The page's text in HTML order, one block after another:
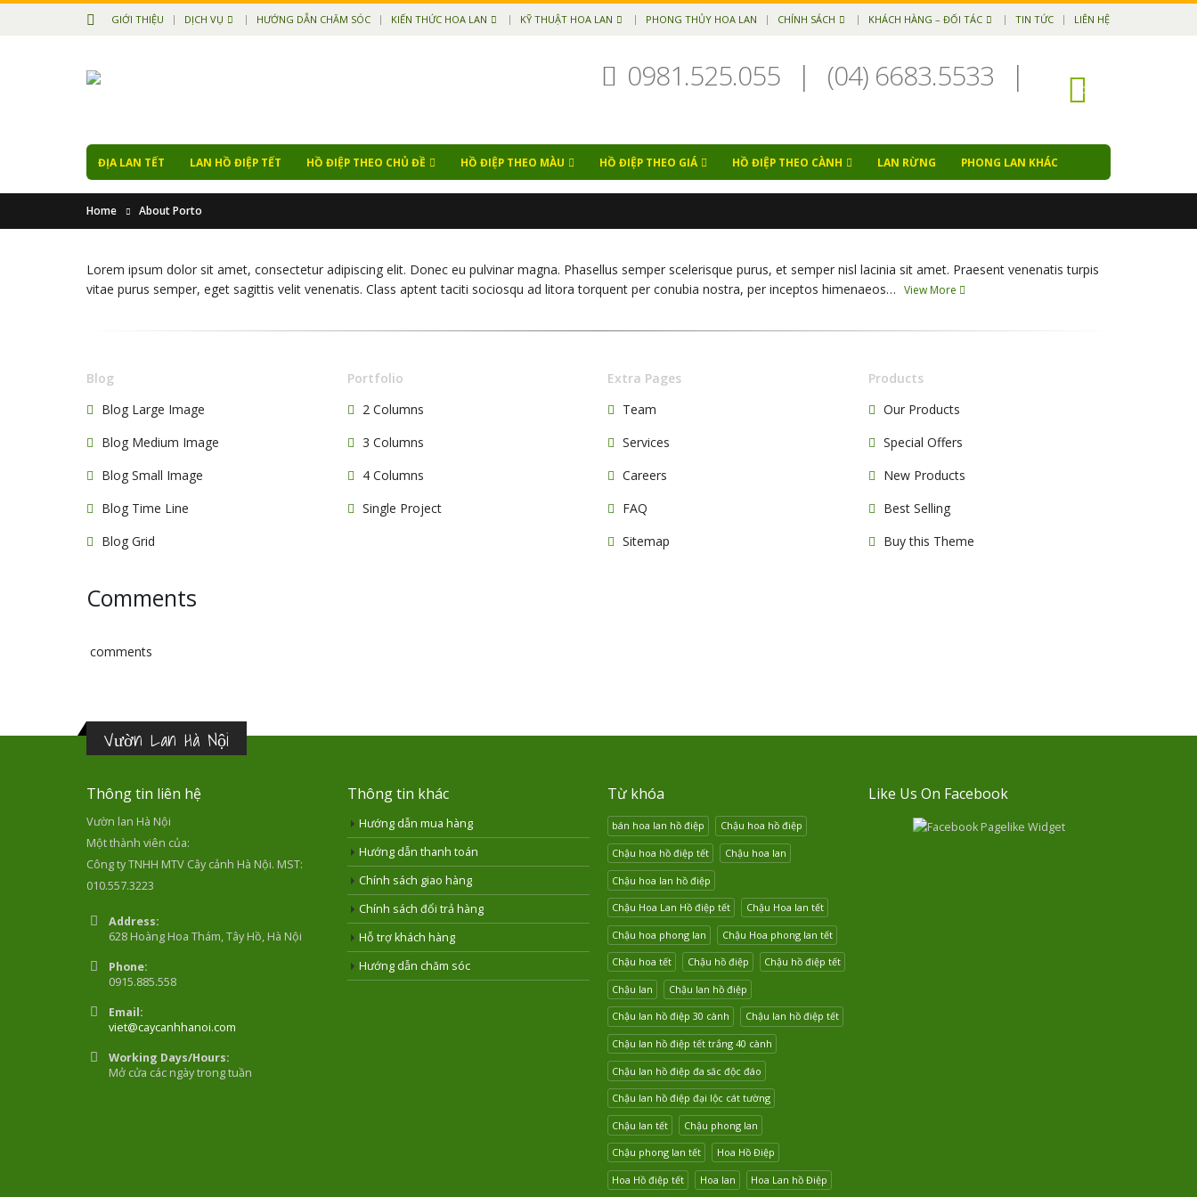
GIỚI THIỆU DỊCH VỤ HƯỚNG DẪN CHĂM SÓC KIẾN THỨC HOA LAN KỸ THUẬT HOA LAN PHONG THỦY HOA LAN CHÍNH SÁCH KHÁCH HÀNG – ĐỐI TÁC TIN TỨC LIÊN HỆ
0981.525.055 | (04) 6683.5533 |
ĐỊA LAN TẾT LAN HỒ ĐIỆP TẾT HỒ ĐIỆP THEO CHỦ ĐỀ HỒ ĐIỆP THEO MÀU HỒ ĐIỆP THEO GIÁ HỒ ĐIỆP THEO CÀNH LAN RỪNG PHONG LAN KHÁC
Home About Porto
Lorem ipsum dolor sit amet, consectetur adipiscing elit. Donec eu pulvinar magna. Phasellus semper scelerisque purus, et semper nisl lacinia sit amet. Praesent venenatis turpis
vitae purus semper, eget sagittis velit venenatis. Class aptent taciti sociosqu ad litora torquent per conubia nostra, per inceptos himenaeos… View More
Blog
Blog Large Image
Blog Medium Image
Blog Small Image
Blog Time Line
Blog Grid
Portfolio
2 Columns
3 Columns
4 Columns
Single Project
Extra Pages
Team
Services
Careers
FAQ
Sitemap
Products
Our Products
Special Offers
New Products
Best Selling
Buy this Theme
Comments
comments
Vườn Lan Hà Nội
Thông tin liên hệ
Vườn lan Hà Nội
Một thành viên của:
Công ty TNHH MTV Cây cảnh Hà Nội. MST:
010.557.3223
Address:
628 Hoàng Hoa Thám, Tây Hồ, Hà Nội
Phone:
0915.885.558
Email:
viet@caycanhhanoi.com
Working Days/Hours:
Mở cửa các ngày trong tuần
Thông tin khác
Hướng dẫn mua hàng
Hướng dẫn thanh toán
Chính sách giao hàng
Chính sách đổi trả hàng
Hỗ trợ khách hàng
Hướng dẫn chăm sóc
Từ khóa
bán hoa lan hồ điệp Chậu hoa hồ điệp
Chậu hoa hồ điệp tết Chậu hoa lan
Chậu hoa lan hồ điệp
Chậu Hoa Lan Hồ điệp tết Chậu Hoa lan tết
Chậu hoa phong lan Chậu Hoa phong lan tết
Chậu hoa tết Chậu hồ điệp Chậu hồ điệp tết
Chậu lan Chậu lan hồ điệp
Chậu lan hồ điệp 30 cành Chậu lan hồ điệp tết
Chậu lan hồ điệp tết trắng 40 cành
Chậu lan hồ điệp đa săc độc đáo
Chậu lan hồ điệp đại lộc cát tường
Chậu lan tết Chậu phong lan
Chậu phong lan tết Hoa Hồ Điệp
Hoa Hồ điệp tết Hoa lan Hoa Lan hồ Điệp
Like Us On Facebook